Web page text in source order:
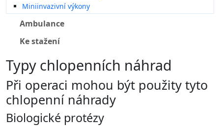
Miniinvazivní výkony
Ambulance
Ke stažení
Typy chlopenních náhrad
Při operaci mohou být použity tyto
chlopenní náhrady
Biologické protézy